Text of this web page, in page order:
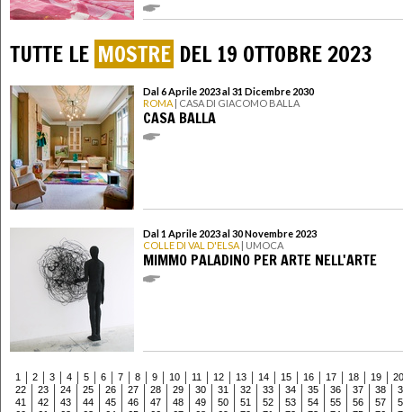
TUTTE LE MOSTRE DEL 19 OTTOBRE 2023
Dal 6 Aprile 2023 al 31 Dicembre 2030
ROMA | CASA DI GIACOMO BALLA
CASA BALLA
Dal 1 Aprile 2023 al 30 Novembre 2023
COLLE DI VAL D'ELSA | UMOCA
MIMMO PALADINO PER ARTE NELL'ARTE
1 2 3 4 5 6 7 8 9 10 11 12 13 14 15 16 17 18 19
20
22
23 24 25 26 27 28 29 30 31 32 33 34 35 36 37 38
41
42 43 44 45 46 47 48 49 50 51 52 53 54 55 56 57